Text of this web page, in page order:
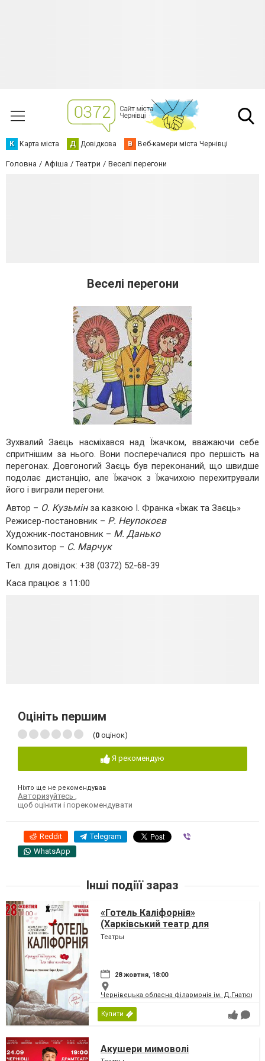
К Карта міста Д Довідкова В Веб-камери міста Чернівці
Головна Афіша Театри Веселі перегони
Веселі перегони
Зухвалий Заєць насміхався над Їжачком, вважаючи себе
спритнішим за нього. Вони посперечалися про першість на
перегонах. Довгоногий Заєць був переконаний, що швидше
подолає дистанцію, але Їжачок з Їжачихою перехитрували
його і виграли перегони.
Автор – О. Кузьмінза казкою І. Франка «Їжак та Заєць»
Режисер-постановник – Р. Неупокоєв
Художник-постановник – М. Данько
Композитор – С. Марчук
Тел. для довідок: +38 (0372) 52-68-39
Каса працює з 11:00
Оцініть першим
(0 оцінок)
Я рекомендую
Ніхто ще не рекомендував
Авторизуйтесь
щоб оцінити і порекомендувати
Reddit Telegram
WhatsApp
Інші подіїї зараз
«Готель Каліфорнія»
(Харківський театр для
дорослих)
Театры
28 жовтня, 18:00
Чернівецька обласна філармонія ім. Д.Гнатюка
Купити
Акушери мимоволі